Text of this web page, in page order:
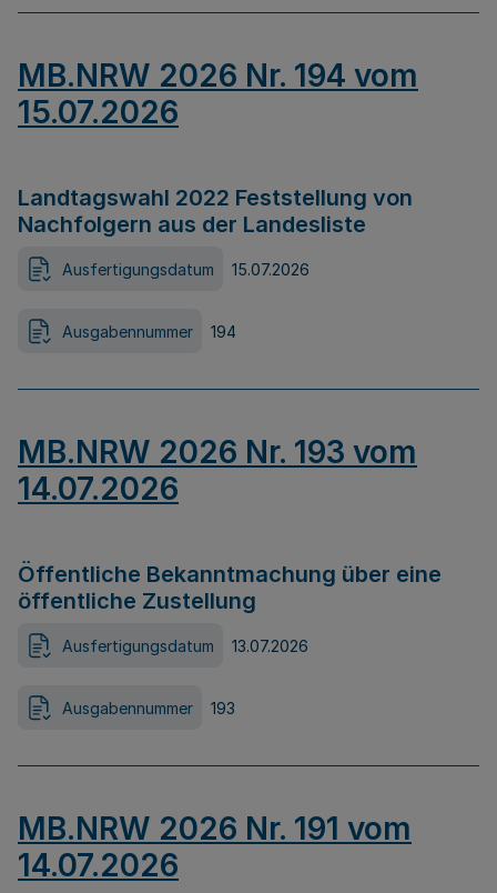
MB.NRW 2026 Nr. 194 vom
15.07.2026
Landtagswahl 2022 Feststellung von
Nachfolgern aus der Landesliste
Ausfertigungsdatum 15.07.2026
Ausgabennummer 194
MB.NRW 2026 Nr. 193 vom
14.07.2026
Öffentliche Bekanntmachung über eine
öffentliche Zustellung
Ausfertigungsdatum 13.07.2026
Ausgabennummer 193
MB.NRW 2026 Nr. 191 vom
14.07.2026